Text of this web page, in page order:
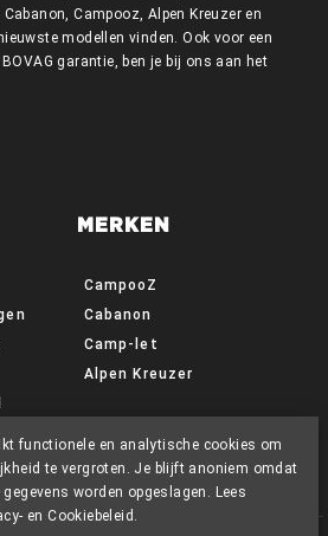
Campooz, Alpen Kreuzer en
modellen vinden. Ook voor een
garantie, ben je bij ons aan het
MERKEN
CampooZ
Cabanon
Camp-let
Alpen Kreuzer
functionele en analytische cookies om
te vergroten. Je blijft anoniem omdat
worden opgeslagen. Lees
en Cookiebeleid .